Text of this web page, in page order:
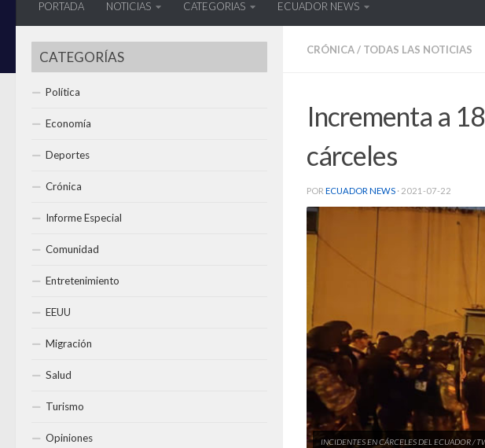
PORTADA NOTICIAS CATEGORIAS ECUADOR NEWS
CRÓNICA/ TODAS LAS NOTICIAS
Incrementa a
cárceles
POR ECUADOR NEWS · 2021-07-22
INCIDENTES EN CÁRCELES DEL ECUADOR /
CATEGORÍAS
Política
Economía
Deportes
Crónica
Informe Especial
Comunidad
Entretenimiento
EEUU
Migración
Salud
Turismo
Opiniones